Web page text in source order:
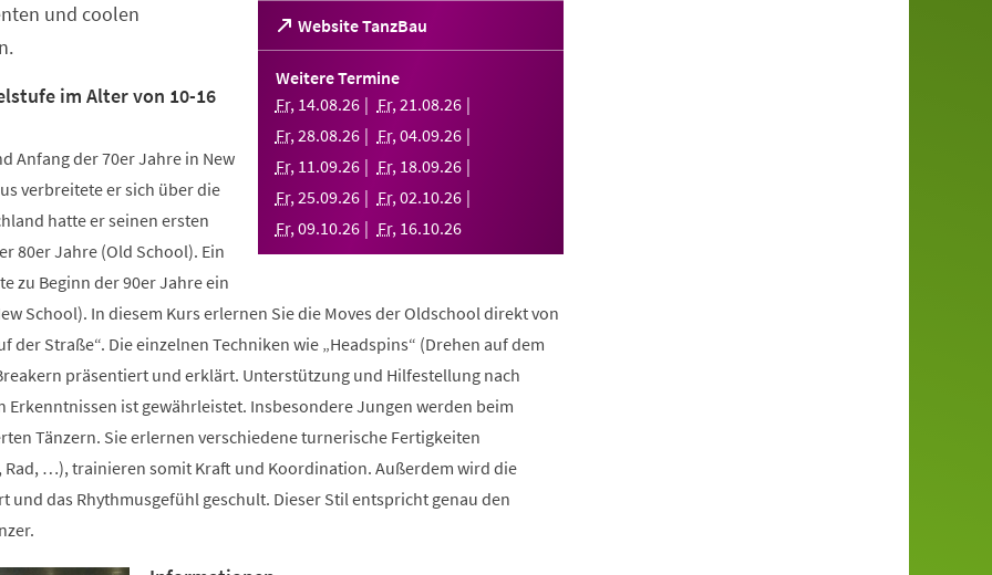
Website TanzBau
(Öffnet
in
einem
Tab)
Weitere Termine
Fr, 14.08.26 Fr,21.08.26
Fr,28.08.26 Fr,04.09.26
Fr, 11.09.26 Fr, 18.09.26
Fr,25.09.26 Fr,02.10.26
Fr,09.10.26 Fr, 16.10.26
und coolen
im Alter von 10-16
Anfang der 70er Jahre in New
verbreitete er sich über die
hatte er seinen ersten
80er Jahre (Old School). Ein
zu Beginn der 90er Jahre ein
School). In diesem Kurs erlernen Sie die Moves der Oldschool direkt von
der Straße“. Die einzelnen Techniken wie „Headspins“ (Drehen auf dem
präsentiert und erklärt. Unterstützung und Hilfestellung nach
ist gewährleistet. Insbesondere Jungen werden beim
Tänzern. Sie erlernen verschiedene turnerische Fertigkeiten
Rad, …), trainieren somit Kraft und Koordination. Außerdem wird die
und das Rhythmusgefühl geschult. Dieser Stil entspricht genau den